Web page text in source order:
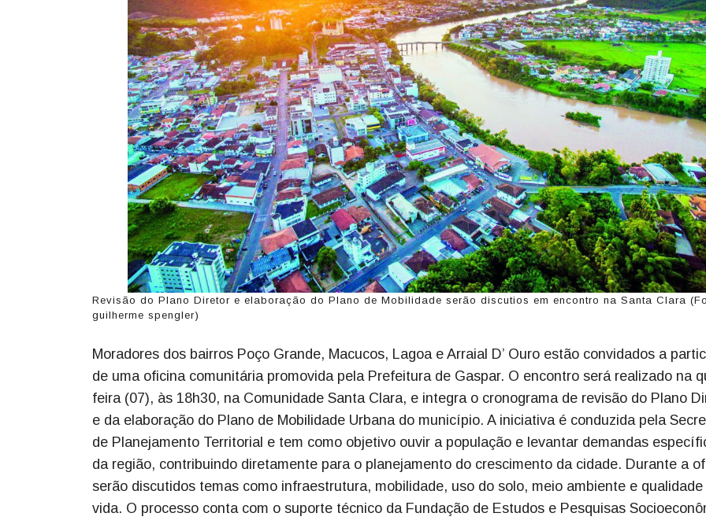
Revisão do Plano Diretor e elaboração do Plano de Mobilidade serão discutios em encontro na Santa Clara
guilherme spengler)
Moradores dos bairros Poço Grande, Macucos, Lagoa e Arraial D’ Ouro estão convidados a
de uma oficina comunitária promovida pela Prefeitura de Gaspar. O encontro será realizado na
feira (07), às 18h30, na Comunidade Santa Clara, e integra o cronograma de revisão do Plano
e da elaboração do Plano de Mobilidade Urbana do município. A iniciativa é conduzida pela
de Planejamento Territorial e tem como objetivo ouvir a população e levantar demandas
da região, contribuindo diretamente para o planejamento do crescimento da cidade. Durante a
serão discutidos temas como infraestrutura, mobilidade, uso do solo, meio ambiente e qualidade
vida. O processo conta com o suporte técnico da Fundação de Estudos e Pesquisas